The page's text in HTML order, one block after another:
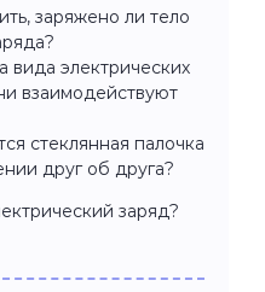
заряжено ли тело
вида электрических
взаимодействуют
стеклянная палочка
друг об друга?
заряд?